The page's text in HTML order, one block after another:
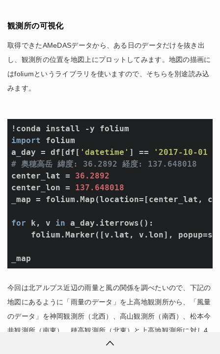
観測所の可視化
取得できたAMeDASデータから、ある日のデータだけを抜き出
し、観測所の位置を地図上にプロットしてみます。地図の描画に
はfoliumというライブラリを使いますので、そちらを別途読み込
みます。
import folium
a_day = df[df[ 'datetime' ] ==
'2017-10-01
# 奥穂高岳 緯度: 36.2892 経度: 137.648018
center_lat = 36.2892
center_lon = 137.648018
_map = folium.Map(location=[center_lat,
for k, v in a_day.iterrows():
folium.Marker([v.lat, v.lon],
今回は北アルプス近辺の雨量と風の関係を調べたいので、下記の
地図にあるように「雨量のデータ」を上高地観測所から、「風量
のデータ」を神岡観測所（北西）、高山観測所（南西）、松本今
井観測所（南東）、穂高観測所（北東）と上高地観測所に対し4
方向に位置する観測所からそれぞれ取得することにします。